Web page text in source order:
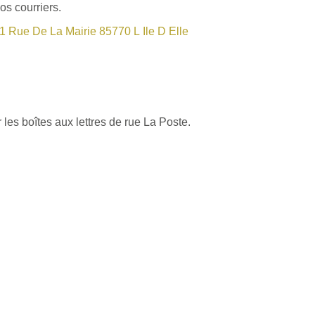
courriers.
1 Rue De La Mairie 85770 L Ile D Elle
boîtes aux lettres de rue La Poste.